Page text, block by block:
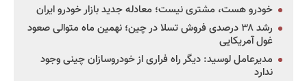
خودرو هست، مشتری نیست؛ معادله جدید بازار خودرو ایران
رشد ۳۸ درصدی فروش تسلا در چین؛ نهمین ماه متوالی صعود
غول آمریکایی
مدیرعامل لوسید: دیگر راه فراری از خودروسازان چینی وجود
ندارد